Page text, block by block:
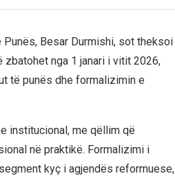
Besar Durmishi, sot theksoi
nga 1 janari i vitit 2026,
të punës dhe formalizimin e
institucional, me qëllim që
në praktikë. Formalizimi i
kyç i agjendës reformuese,